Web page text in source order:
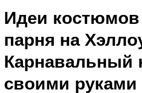
Идеи
парня на
Карнавальный
своими руками